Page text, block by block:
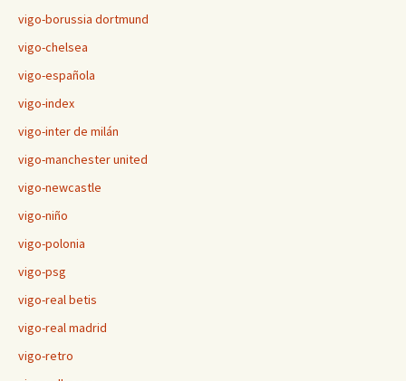
vigo-borussia dortmund
vigo-chelsea
vigo-española
vigo-index
vigo-inter de milán
vigo-manchester united
vigo-newcastle
vigo-niño
vigo-polonia
vigo-psg
vigo-real betis
vigo-real madrid
vigo-retro